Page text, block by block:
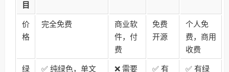
目
价
格
完全免费
商业软
件，付
费
免费
开源
个人免
费，商用
收费
绿
✅ 纯绿色，单文
❌ 需要
✅ 有
✅ 有绿